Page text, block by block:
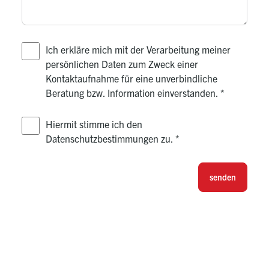
Ich erkläre mich mit der Verarbeitung meiner
persönlichen Daten zum Zweck einer
Kontaktaufnahme für eine unverbindliche
Beratung bzw. Information einverstanden. *
Hiermit stimme ich den
Datenschutzbestimmungen zu. *
senden